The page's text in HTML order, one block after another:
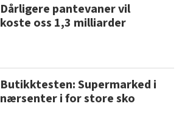
Dårligere pantevaner vil
koste oss 1,3 milliarder
Butikktesten: Supermarked i
nærsenter i for store sko